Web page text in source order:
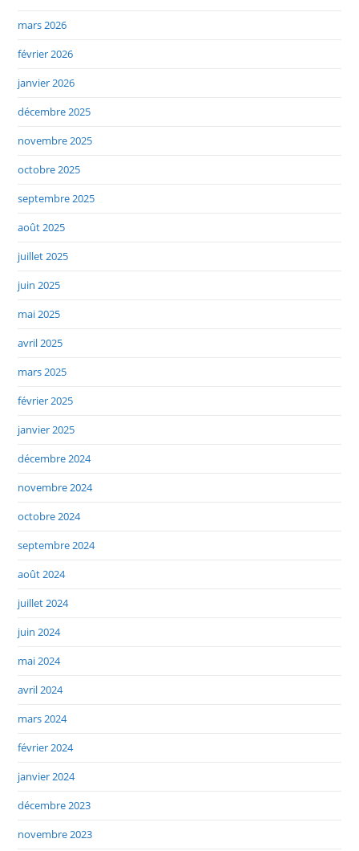
mars 2026
février 2026
janvier 2026
décembre 2025
novembre 2025
octobre 2025
septembre 2025
août 2025
juillet 2025
juin 2025
mai 2025
avril 2025
mars 2025
février 2025
janvier 2025
décembre 2024
novembre 2024
octobre 2024
septembre 2024
août 2024
juillet 2024
juin 2024
mai 2024
avril 2024
mars 2024
février 2024
janvier 2024
décembre 2023
novembre 2023